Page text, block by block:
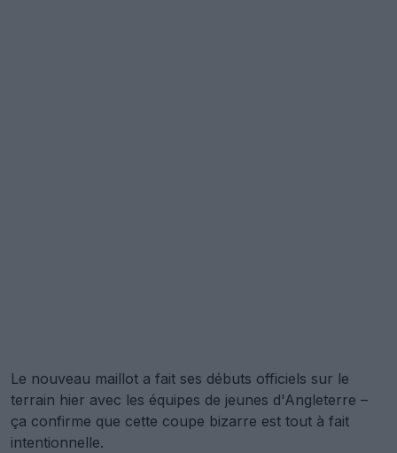
Le nouveau maillot a fait ses débuts officiels sur le
terrain hier avec les équipes de jeunes d'Angleterre –
ça confirme que cette coupe bizarre est tout à fait
intentionnelle.